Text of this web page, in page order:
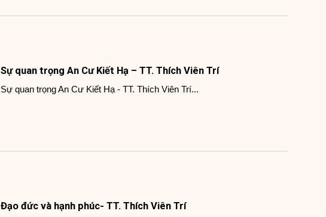
Sự quan trọng An Cư Kiết Hạ – TT. Thích Viên Trí
Sự quan trọng An Cư Kiết Hạ - TT. Thích Viên Trí...
Đạo đức và hạnh phúc- TT. Thích Viên Trí